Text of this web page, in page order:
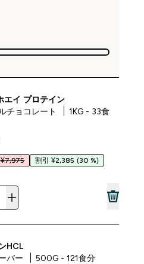
エイ プロテイン
チョコレート
1KG - 33食
¥7,975 割引 ¥2,385 (30 %)
HCL
バー
500G - 121食分